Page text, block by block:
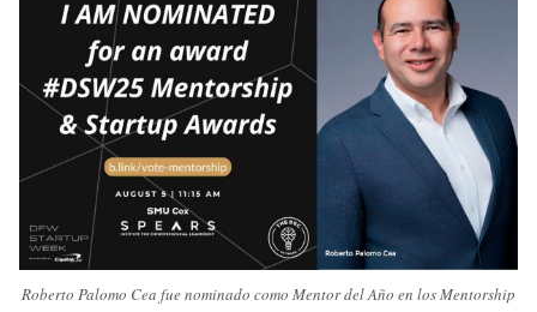
Roberto Palomo Cea fue nominado como Mentor del Año en los Mentorship